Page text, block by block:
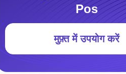
Pos
मुफ़्त में उपयोग करें